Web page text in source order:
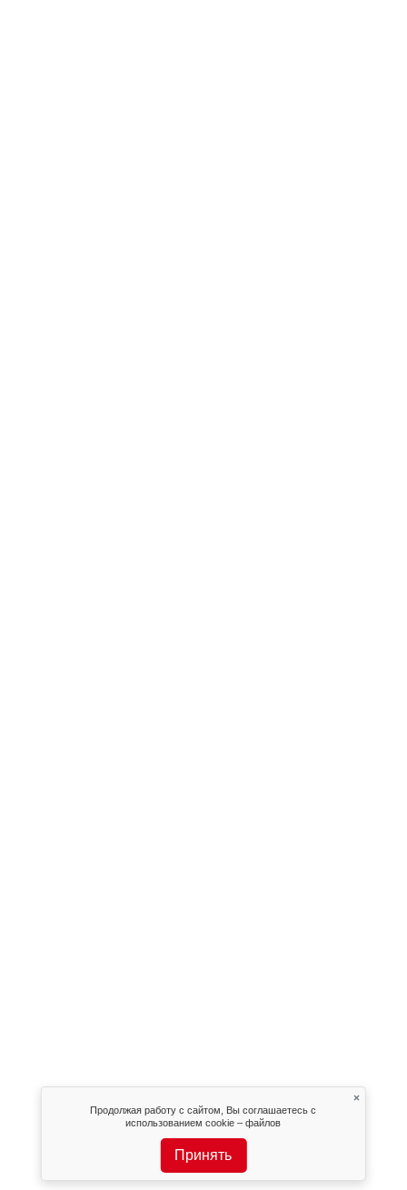
Продолжая работу с сайтом, Вы соглашаетесь с
использованием cookie – файлов
Принять
×